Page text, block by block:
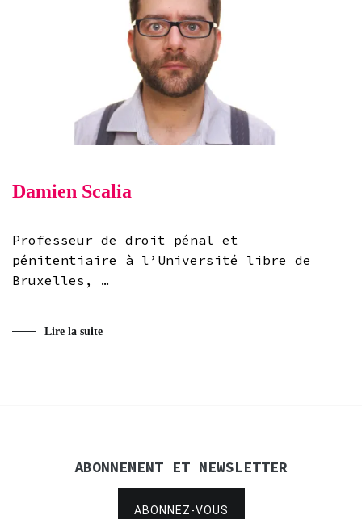
Damien Scalia
Professeur de droit pénal et
pénitentiaire à l’Université libre de
Bruxelles, …
Lire la suite
ABONNEMENT ET NEWSLETTER
ABONNEZ-VOUS